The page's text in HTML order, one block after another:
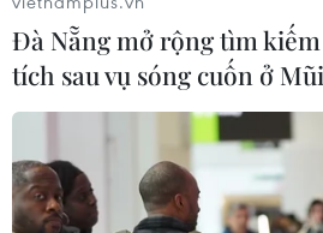
Đà Nẵng mở rộng tìm
tích sau vụ sóng cuốn ở